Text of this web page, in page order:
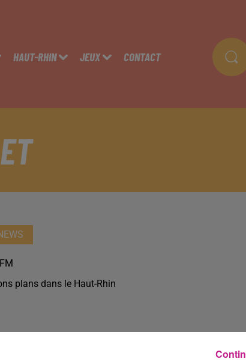
HAUT-RHIN JEUX CONTACT
plans dans le Haut-Rhin